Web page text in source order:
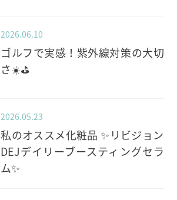
2026.06.10
ゴルフで実感！紫外線対策の大切
さ☀️⛳️
2026.05.23
私のオススメ化粧品 ✨️リビジョン
DEJデイリーブースティングセラ
ム✨️